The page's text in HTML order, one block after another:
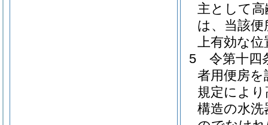
主として
は、当該
上有効な
5
令第十四
者用便房
規定によ
構造の水